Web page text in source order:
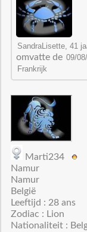
omvatte de
Marti234
Namur
Namur
België
Leeftijd : 28 ans
Zodiac : Lion
Nationaliteit :